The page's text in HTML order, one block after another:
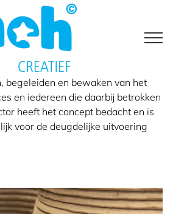
begeleiden en bewaken van het
en iedereen die daarbij betrokken
heeft het concept bedacht en is
voor de deugdelijke uitvoering
in
Nederland